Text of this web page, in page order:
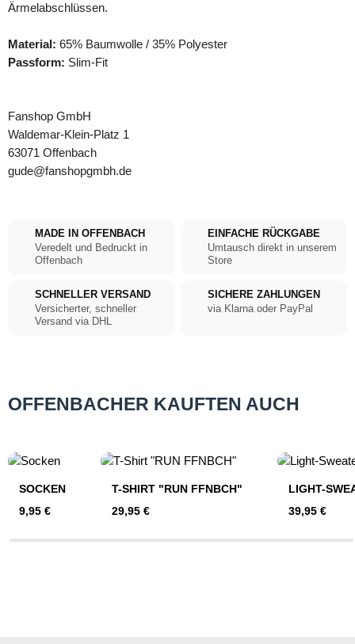
Ärmelabschlüssen.
Material: 65% Baumwolle / 35% Polyester
Passform: Slim-Fit
Fanshop GmbH
Waldemar-Klein-Platz 1
63071 Offenbach
gude@fanshopgmbh.de
MADE IN OFFENBACH
Veredelt und Bedruckt in
Offenbach
EINFACHE RÜCKGABE
Umtausch direkt in unserem
Store
SCHNELLER VERSAND
Versicherter, schneller
Versand via DHL
SICHERE ZAHLUNGEN
via Klarna oder PayPal
OFFENBACHER KAUFTEN AUCH
SOCKEN
Regulärer Preis:
9,95 €
T-SHIRT "RUN FFNBCH"
Regulärer Preis:
29,95 €
LIGHT-
Regulärer
39,95 €